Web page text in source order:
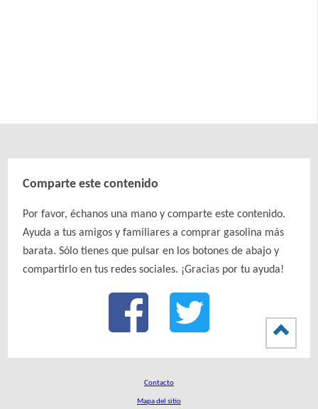
Comparte este contenido
Por favor, échanos una mano y comparte este contenido.
Ayuda a tus amigos y familiares a comprar gasolina más
barata. Sólo tienes que pulsar en los botones de abajo y
compartirlo en tus redes sociales. ¡Gracias por tu ayuda!
Contacto
Mapa del sitio